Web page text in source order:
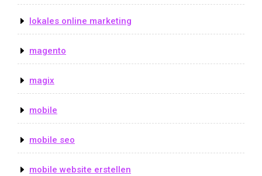
lokales online marketing
magento
magix
mobile
mobile seo
mobile website erstellen